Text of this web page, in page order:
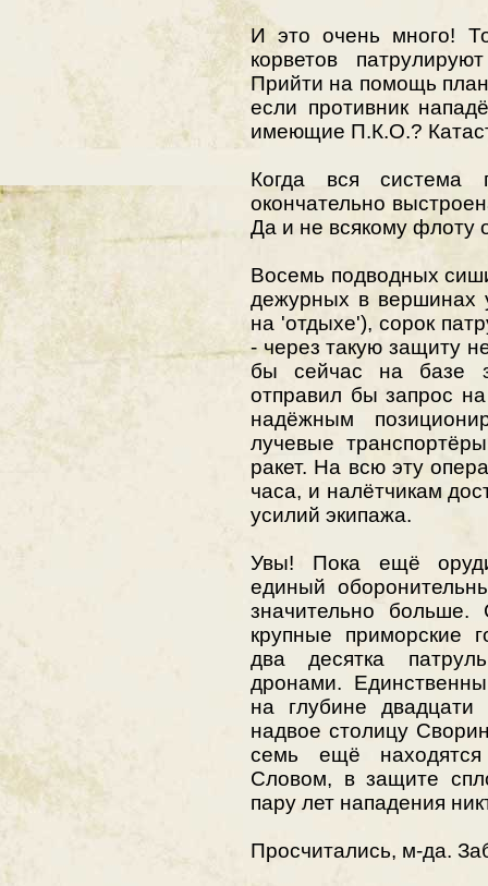
И это очень много!
корветов
Прийти на помощь
если противник
имеющие П.К.О.?
Когда вся система
окончательно
Да и не всякому флоту
Восемь подводных
дежурных в вершинах
на 'отдыхе'), сорок
- через такую защиту
бы сейчас на базе
отправил бы запрос
надёжным
лучевые
ракет. На всю эту
часа, и налётчикам
усилий экипажа.
Увы! Пока ещё
единый
значительно больше.
крупные приморские
два десятка
дронами.
на глубине
надвое столицу
семь ещё находятся
Словом, в защите
пару лет нападения
Просчитались, м-да.